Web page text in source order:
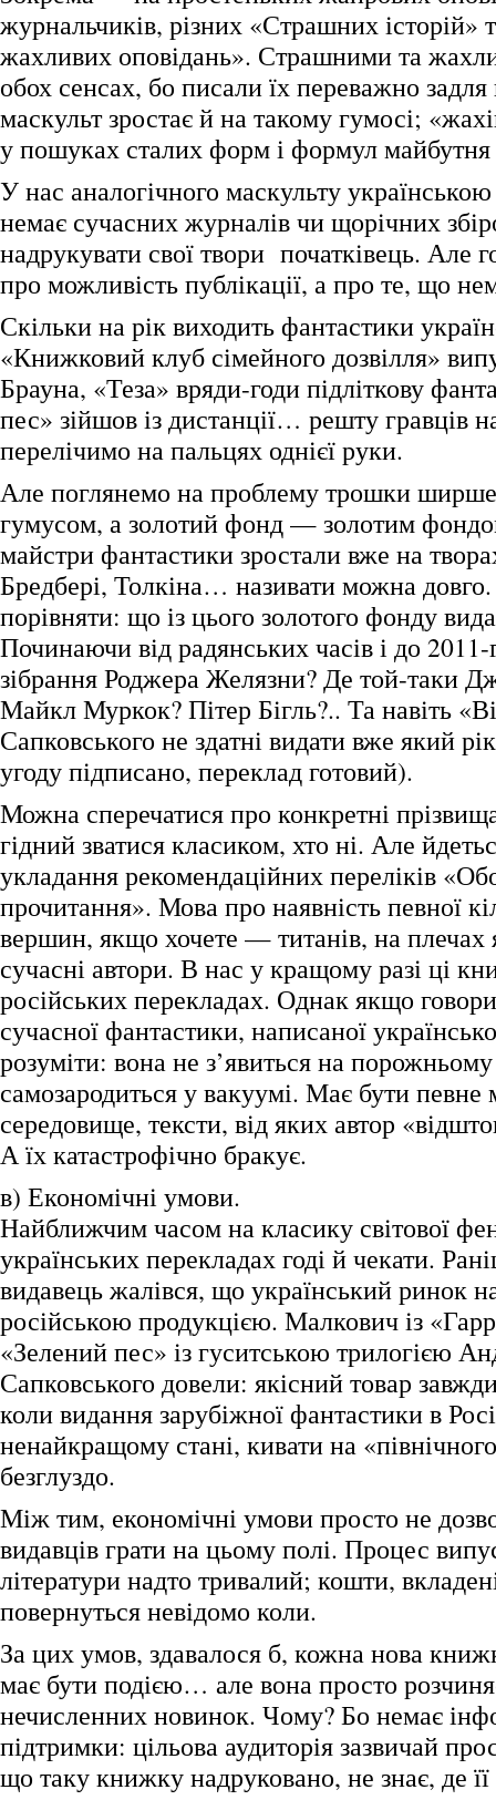
журнальчиків, різних «Страшних історій»
жахливих оповідань». Страшними та
обох сенсах, бо писали їх переважно
маскульт зростає й на такому гумосі;
у пошуках сталих форм і формул майбутня
У нас аналогічного маскульту
немає сучасних журналів чи щорічних
надрукувати свої твори початківець. Але
про можливість публікації, а про те, що
Скільки на рік виходить фантастики
«Книжковий клуб сімейного дозвілля»
Брауна, «Теза» вряди-годи підліткову
пес» зійшов із дистанції… решту гравців
перелічимо на пальцях однієї руки.
Але поглянемо на проблему трошки
гумусом, а золотий фонд — золотим
майстри фантастики зростали вже на
Бредбері, Толкіна… називати можна
порівняти: що із цього золотого фонду
Починаючи від радянських часів і до
зібрання Роджера Желязни? Де той-таки
Майкл Муркок? Пітер Бігль?.. Та навіть
Сапковського не здатні видати вже який
угоду підписано, переклад готовий).
Можна сперечатися про конкретні
гідний зватися класиком, хто ні. Але
укладання рекомендаційних переліків
прочитання». Мова про наявність певної
вершин, якщо хочете — титанів, на плечах
сучасні автори. В нас у кращому разі ці
російських перекладах. Однак якщо
сучасної фантастики, написаної
розуміти: вона не з’явиться на
самозародиться у вакуумі. Має бути певне
середовище, тексти, від яких автор
А їх катастрофічно бракує.
в) Економічні умови.
Найближчим часом на класику світової
українських перекладах годі й чекати.
видавець жалівся, що український ринок
російською продукцією. Малкович із
«Зелений пес» із гуситською трилогією
Сапковського довели: якісний товар
коли видання зарубіжної фантастики в
ненайкращому стані, кивати на «північного
безглуздо.
Між тим, економічні умови просто не
видавців грати на цьому полі. Процес
літератури надто тривалий; кошти,
повернуться невідомо коли.
За цих умов, здавалося б, кожна нова
має бути подією… але вона просто
нечисленних новинок. Чому? Бо немає
підтримки: цільова аудиторія зазвичай
що таку книжку надруковано, не знає, де